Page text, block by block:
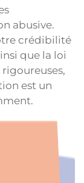
abusive.
crédibilité
que la loi
rigoureuses,
est un